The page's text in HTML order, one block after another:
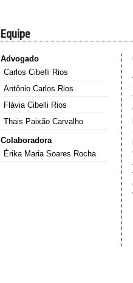
Equipe
Advogado
Carlos Cibelli Rios
Antônio Carlos Rios
Flávia Cibelli Rios
Thais Paixão Carvalho
Colaboradora
Érika Maria Soares Rocha